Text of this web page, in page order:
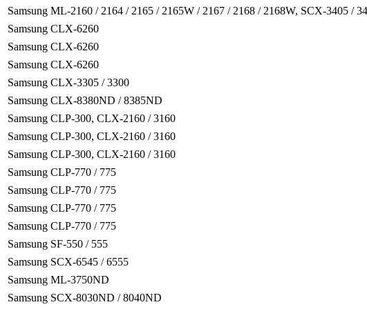
Samsung ML-2160 / 2164 / 2165 / 2165W / 2167 / 2168 / 2168W, SCX-3405 /
Samsung CLX-6260
Samsung CLX-6260
Samsung CLX-6260
Samsung CLX-3305 / 3300
Samsung CLX-8380ND / 8385ND
Samsung CLP-300, CLX-2160 / 3160
Samsung CLP-300, CLX-2160 / 3160
Samsung CLP-300, CLX-2160 / 3160
Samsung CLP-770 / 775
Samsung CLP-770 / 775
Samsung CLP-770 / 775
Samsung CLP-770 / 775
Samsung SF-550 / 555
Samsung SCX-6545 / 6555
Samsung ML-3750ND
Samsung SCX-8030ND / 8040ND